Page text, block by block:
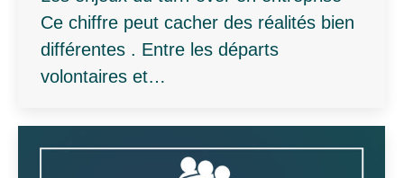
Ce chiffre peut cacher des réalités bien
différentes . Entre les départs
volontaires et…